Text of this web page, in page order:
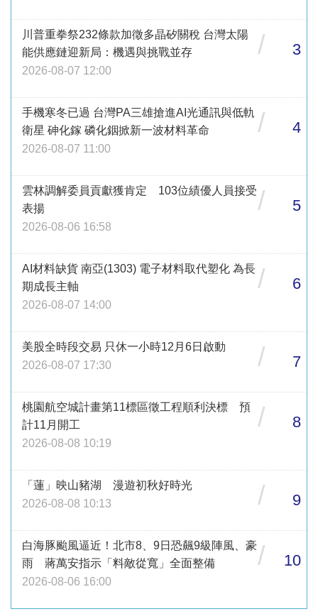
川普重拳祭232條款加徵多晶矽關稅 台灣太陽
能供應鏈迎新局：機遇與挑戰並存
2026-08-07 12:00
/ 3
手機寒冬已過 台灣PA三雄搶進AI光通訊與低軌
衛星 砷化鎵 磷化銦掀新一波材料革命
2026-08-07 11:00
/ 4
雲林調解委員貢獻獲肯定 103位績優人員接受
表揚
2026-08-06 16:58
/ 5
AI材料缺貨 南亞(1303) 電子材料取代塑化 為長
期成長主軸
2026-08-07 14:00
/ 6
美股全時段交易 只休一小時12月6日啟動
2026-08-07 17:30
/ 7
桃園航空城計畫第11標區徵工程順利決標 預
計11月開工
2026-08-08 10:19
/ 8
「蓮」映山豬湖 漫遊初秋好時光
2026-08-08 10:13
/ 9
白海豚颱風逼近！北市8、9日恐飆9級陣風、豪
雨 蔣萬安指示「料敵從寬」全面整備
2026-08-06 16:00
/ 10